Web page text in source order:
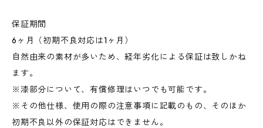
保証期間
6ヶ月（初期不良対応は1ヶ月）
自然由来の素材が多いため、経年劣化による保証は致しかね
ます。
※漆部分について、有償修理はいつでも可能です。
※その他仕様、使用の際の注意事項に記載のもの、そのほか
初期不良以外の保証対応はできません。